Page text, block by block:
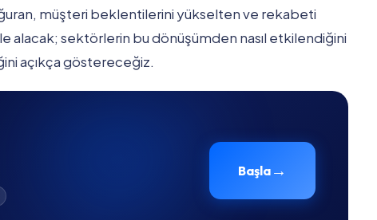
müşteri beklentilerini yükselten ve rekabeti
alacak; sektörlerin bu dönüşümden nasıl etkilendiğini
açıkça göstereceğiz.
Başla→